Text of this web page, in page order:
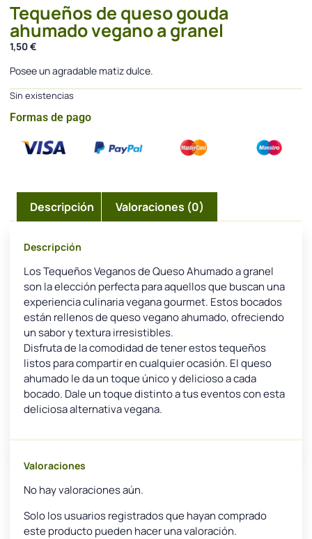
Tequeños de queso gouda
ahumado vegano a granel
1,50€
Posee un agradable matiz dulce.
Sin existencias
Formas de pago
Descripción Valoraciones (0)
Descripción
Los Tequeños Veganos de Queso Ahumado a granel
son la elección perfecta para aquellos que buscan una
experiencia culinaria vegana gourmet. Estos bocados
están rellenos de queso vegano ahumado, ofreciendo
un sabor y textura irresistibles.
Disfruta de la comodidad de tener estos tequeños
listos para compartir en cualquier ocasión. El queso
ahumado le da un toque único y delicioso a cada
bocado. Dale un toque distinto a tus eventos con esta
deliciosa alternativa vegana.
Valoraciones
No hay valoraciones aún.
Solo los usuarios registrados que hayan comprado
este producto pueden hacer una valoración.